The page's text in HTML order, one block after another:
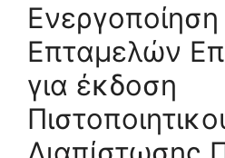
Ενεργοποίηση
Επταμελών
για έκδοση